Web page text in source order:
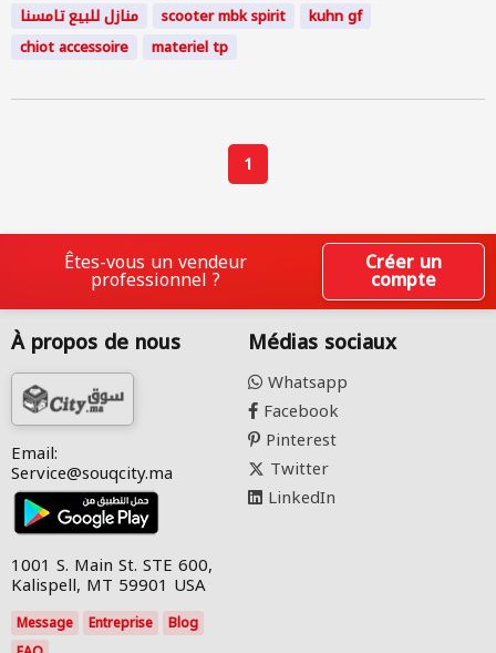
منازل للبيع تامسنا
scooter mbk spirit
kuhn gf
chiot accessoire
materiel tp
1
Êtes-vous un vendeur
professionnel ?
Créer un
compte
À propos de nous
Email:
Service@souqcity.ma
1001 S. Main St. STE 600,
Kalispell, MT 59901 USA
Message Entreprise
Blog
Médias sociaux
Whatsapp
Facebook
Pinterest
Twitter
LinkedIn